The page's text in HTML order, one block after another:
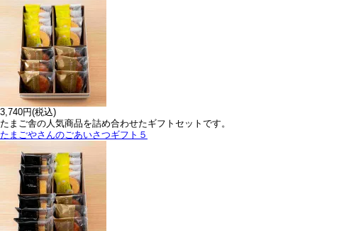
3,740円(税込)
たまご舎の人気商品を詰め合わせたギフトセットです。
たまごやさんのごあいさつギフト５